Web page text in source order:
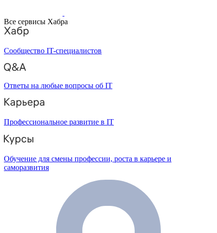
Все сервисы Хабра
Сообщество IT-специалистов
Ответы на любые вопросы об IT
Профессиональное развитие в IT
Обучение для смены профессии, роста в карьере и
саморазвития